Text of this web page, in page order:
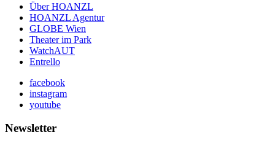
Über HOANZL
HOANZL Agentur
GLOBE Wien
Theater im Park
WatchAUT
Entrello
facebook
instagram
youtube
Newsletter